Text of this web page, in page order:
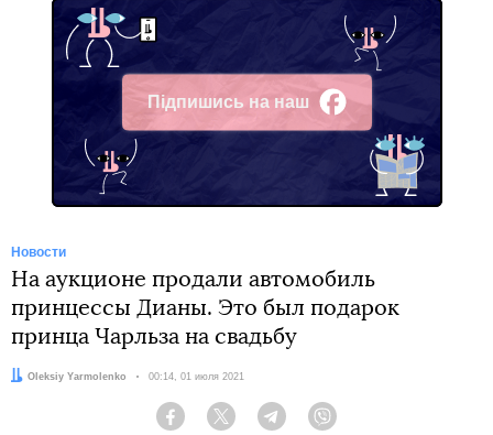
Підпишись на наш
Facebook
Новости
На аукционе продали автомобиль
принцессы Дианы. Это был подарок
принца Чарльза на свадьбу
Автор:
Oleksiy Yarmolenko Дата:
00:14, 01 июля 2021
Facebook Twitter Telegram